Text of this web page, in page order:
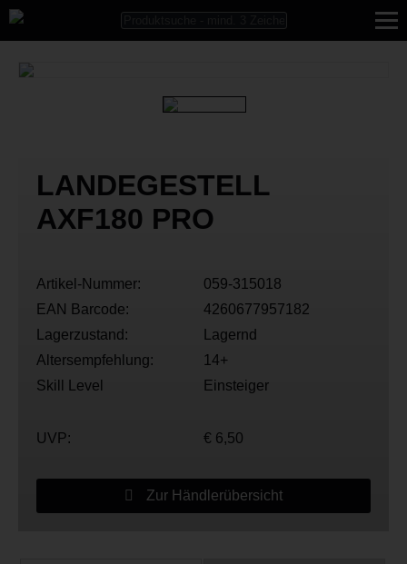
LANDEGESTELL
AXF180 PRO
Artikel-Nummer:
059-315018
EAN Barcode:
4260677957182
Lagerzustand:
Lagernd
Altersempfehlung:
14+
Skill Level
Einsteiger
UVP: € 6,50
Zur Händlerübersicht